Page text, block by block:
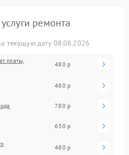
ремонта
текущую дату 08.08.2026
480 р
480 р
780 р
630 р
480 р